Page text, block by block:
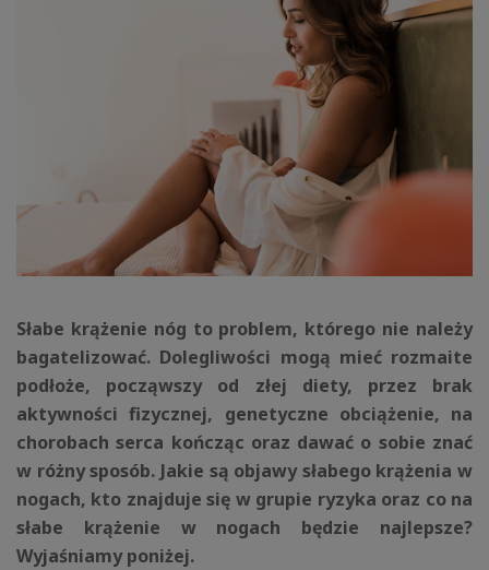
Słabe krążenie nóg to problem, którego nie należy
bagatelizować. Dolegliwości mogą mieć rozmaite
podłoże, począwszy od złej diety, przez brak
aktywności fizycznej, genetyczne obciążenie, na
chorobach serca kończąc oraz dawać o sobie znać
w różny sposób. Jakie są objawy słabego krążenia w
nogach, kto znajduje się w grupie ryzyka oraz co na
słabe krążenie w nogach będzie najlepsze?
Wyjaśniamy poniżej.